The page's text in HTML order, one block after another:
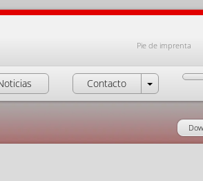
Pie de imprenta
Contacto